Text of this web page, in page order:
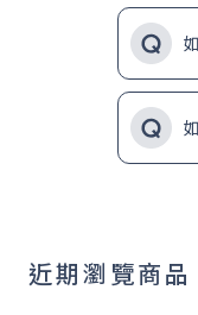
近期瀏覽商品